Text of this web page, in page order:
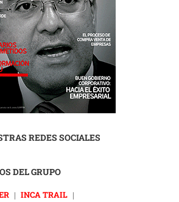
REDES SOCIALES
DEL GRUPO
| INCA TRAIL |